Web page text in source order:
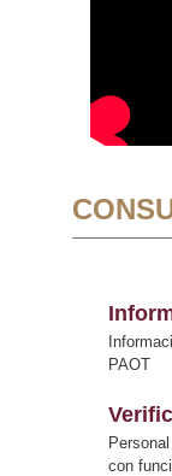
PAOT
con